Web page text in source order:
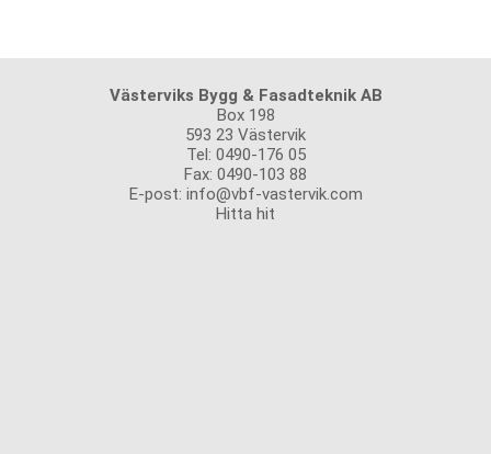
Västerviks Bygg & Fasadteknik AB
Box 198
593 23 Västervik
Tel: 0490-176 05
Fax: 0490-103 88
E-post: info@vbf-vastervik.com
Hitta hit